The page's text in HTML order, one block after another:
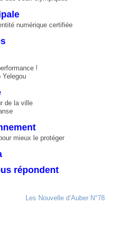
numérique certifiée
!
Yelegou
de la ville
mieux le protéger
répondent
Les Nouvelle d’Auber N°78